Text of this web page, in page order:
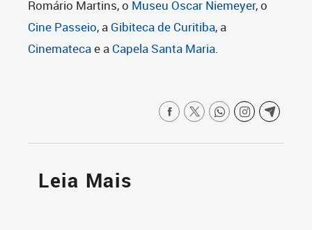
Romário Martins, o Museu Oscar Niemeyer, o
Cine Passeio, a Gibiteca de Curitiba, a
Cinematecae a Capela Santa Maria.
Leia Mais